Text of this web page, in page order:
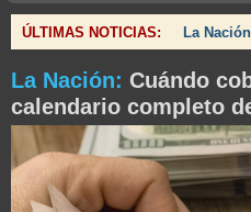
ÚLTIMAS NOTICIAS: La
La Nación: Cuándo
calendario completo